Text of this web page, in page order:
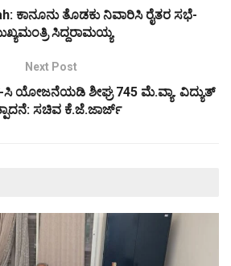
ಕಾನೂನು ತೊಡಕು ನಿವಾರಿಸಿ ರೈತರ ಸಭೆ-
ಸಿದ್ದರಾಮಯ್ಯ
Next Post
ಸಿ ಯೋಜನೆಯಡಿ ಶೀಘ್ರ 745 ಮೆ.ವ್ಯಾ. ವಿದ್ಯುತ್
ಸಚಿವ ಕೆ.ಜೆ.ಜಾರ್ಜ್‌